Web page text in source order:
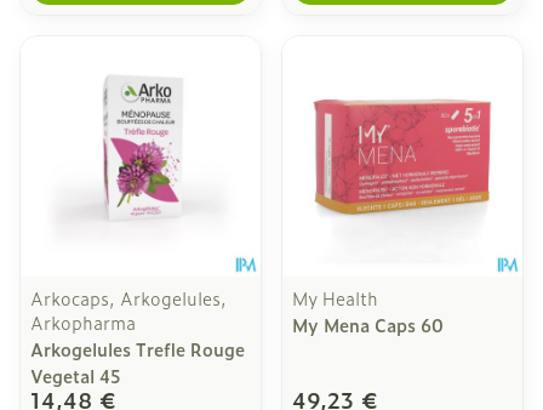
Arkocaps, Arkogelules,
Arkopharma
Arkogelules Trefle Rouge
Vegetal 45
14,48 €
My Health
My Mena Caps 60
49,23 €